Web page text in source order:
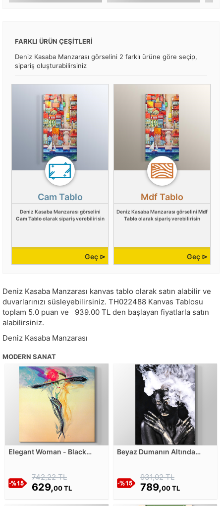
FARKLI ÜRÜN ÇEŞİTLERİ
Deniz Kasaba Manzarası görselini 2 farklı ürüne göre seçip,
sipariş oluşturabilirsiniz
Cam Tablo
Deniz Kasaba Manzarası görselini
Cam Tabloolarak sipariş verebilirisin
Geç ⊳
Mdf Tablo
Deniz Kasaba Manzarası görselini Mdf
Tabloolarak sipariş verebilirisin
Geç ⊳
Deniz Kasaba Manzarası kanvas tablo olarak satın alabilir ve
duvarlarınızı süsleyebilirsiniz. TH022488 Kanvas Tablosu
toplam 5.0 puan ve 939.00 TL den başlayan fiyatlarla satın
alabilirsiniz.
Deniz Kasaba Manzarası
MODERN SANAT
Elegant Woman - Black
742,22 TL
629,00 TL
Beyaz Dumanın Altında
Tablosu931,02 TL
789,00 TL